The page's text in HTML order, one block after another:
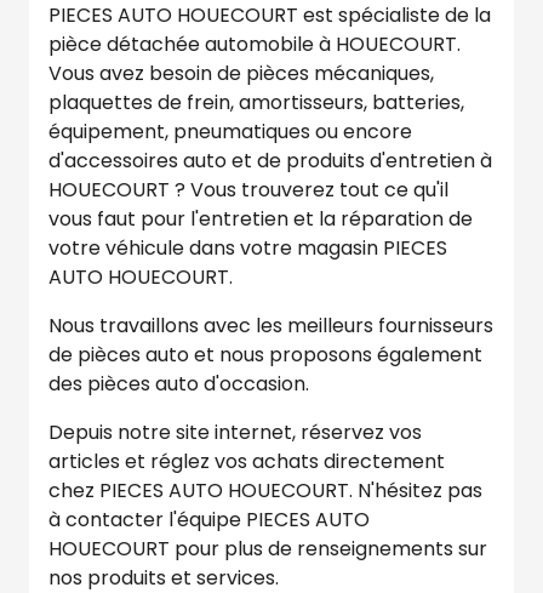
PIECES AUTO HOUECOURT est spécialiste de la
pièce détachée automobile à HOUECOURT.
Vous avez besoin de pièces mécaniques,
plaquettes de frein, amortisseurs, batteries,
équipement, pneumatiques ou encore
d'accessoires auto et de produits d'entretien à
HOUECOURT ? Vous trouverez tout ce qu'il
vous faut pour l'entretien et la réparation de
votre véhicule dans votre magasin PIECES
AUTO HOUECOURT.
Nous travaillons avec les meilleurs fournisseurs
de pièces auto et nous proposons également
des pièces auto d'occasion.
Depuis notre site internet, réservez vos
articles et réglez vos achats directement
chez PIECES AUTO HOUECOURT. N'hésitez pas
à contacter l'équipe PIECES AUTO
HOUECOURT pour plus de renseignements sur
nos produits et services.